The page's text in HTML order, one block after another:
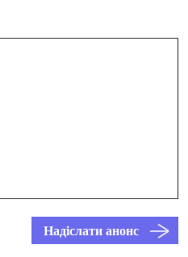
Надіслати анонс